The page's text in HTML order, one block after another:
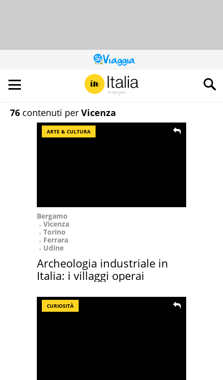
QUESTO
SITO
CONTRIBUISCE
ALL’AUDIENCE
DI
76 contenuti per Vicenza
ARTE & CULTURA
Bergamo
Vicenza
Torino
Ferrara
Udine
Archeologia industriale in
Italia: i villaggi operai
CURIOSITÀ